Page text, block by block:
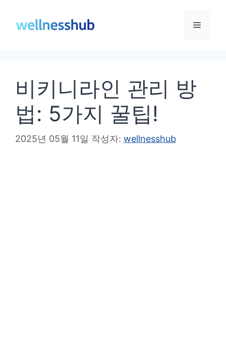
메
비키니라인 관리 방
법: 5가지 꿀팁!
2025년 05월 11일 작성자: wellnesshub